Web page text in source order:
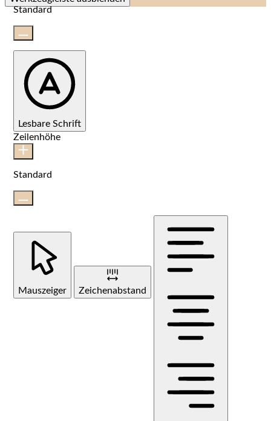
Standard
Lesbare Schrift
Zeilenhöhe
Standard
Mauszeiger Zeichenabstand